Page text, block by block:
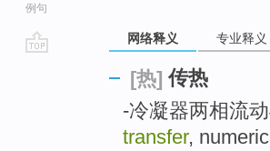
例句
网络释义 专业释义
[热] 传热
-冷凝器两相流
transfer,